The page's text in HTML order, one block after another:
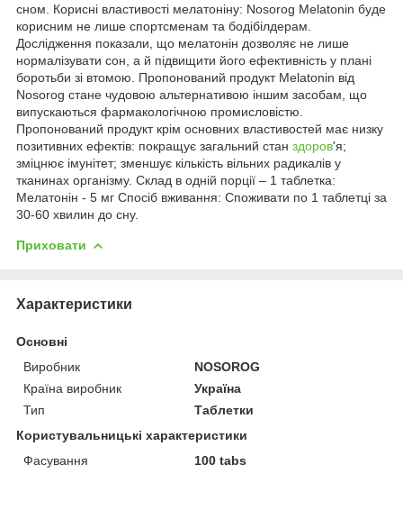
сном. Корисні властивості мелатоніну: Nosorog Melatonin буде
корисним не лише спортсменам та бодібілдерам.
Дослідження показали, що мелатонін дозволяє не лише
нормалізувати сон, а й підвищити його ефективність у плані
боротьби зі втомою. Пропонований продукт Melatonin від
Nosorog стане чудовою альтернативою іншим засобам, що
випускаються фармакологічною промисловістю.
Пропонований продукт крім основних властивостей має низку
позитивних ефектів: покращує загальний стан здоров'я;
зміцнює імунітет; зменшує кількість вільних радикалів у
тканинах організму. Склад в одній порції – 1 таблетка:
Мелатонін - 5 мг Спосіб вживання: Споживати по 1 таблетці за
30-60 хвилин до сну.
Приховати
Характеристики
Основні
Виробник
NOSOROG
Країна виробник
Україна
Тип
Таблетки
Користувальницькі характеристики
Фасування
100 tabs